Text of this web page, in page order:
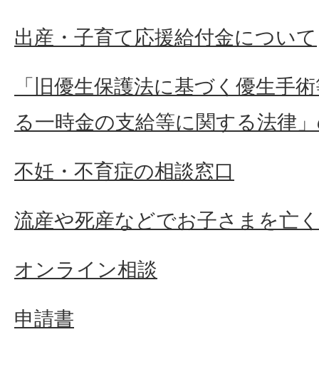
出産・子育て応援給付金について
「旧優生保護法に基づく優生手
る一時金の支給等に関する法律
不妊・不育症の相談窓口
流産や死産などでお子さまを亡
オンライン相談
申請書